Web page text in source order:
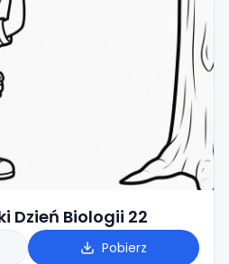
Dzień Biologii 22
Pobierz